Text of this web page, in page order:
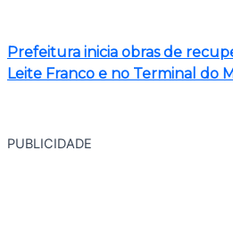
Prefeitura inicia obras de
Leite Franco e no Terminal do
PUBLICIDADE